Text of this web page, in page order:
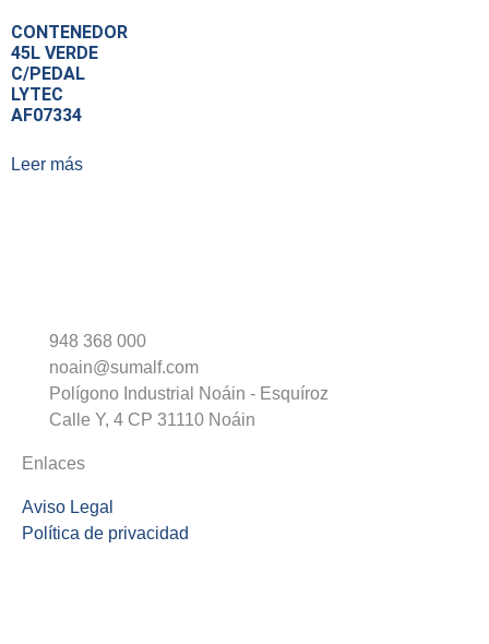
CONTENEDOR
45L VERDE
C/PEDAL
LYTEC
AF07334
Leer más
948 368 000
noain@sumalf.com
Polígono Industrial Noáin - Esquíroz
Calle Y, 4 CP 31110 Noáin
Enlaces
Aviso Legal
Política de privacidad